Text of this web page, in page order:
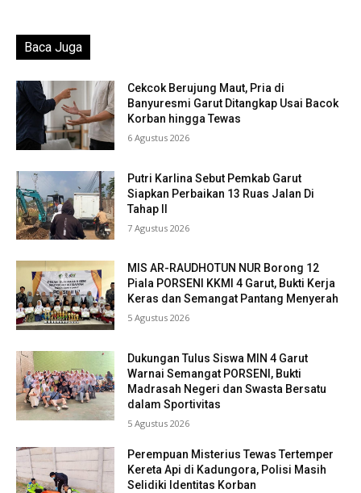
Baca Juga
Cekcok Berujung Maut, Pria di
Banyuresmi Garut Ditangkap Usai Bacok
Korban hingga Tewas
6 Agustus 2026
Putri Karlina Sebut Pemkab Garut
Siapkan Perbaikan 13 Ruas Jalan Di
Tahap II
7 Agustus 2026
MIS AR-RAUDHOTUN NUR Borong 12
Piala PORSENI KKMI 4 Garut, Bukti Kerja
Keras dan Semangat Pantang Menyerah
5 Agustus 2026
Dukungan Tulus Siswa MIN 4 Garut
Warnai Semangat PORSENI, Bukti
Madrasah Negeri dan Swasta Bersatu
dalam Sportivitas
5 Agustus 2026
Perempuan Misterius Tewas Tertemper
Kereta Api di Kadungora, Polisi Masih
Selidiki Identitas Korban